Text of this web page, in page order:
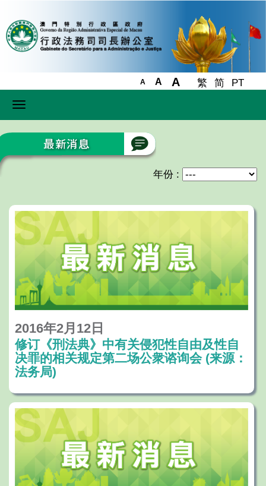
A A A 繁 简 PT
Toggle
年份 :
2016年2月12日
修订《刑法典》中有关侵犯性自由及性自
决罪的相关规定第二场公衆谘询会 (来源：
法务局)